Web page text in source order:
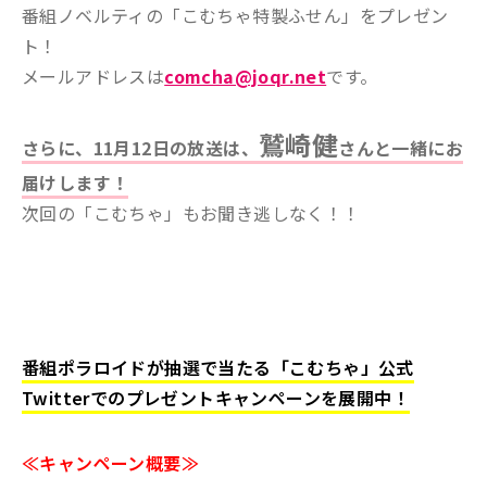
番組ノベルティの「こむちゃ特製ふせん」をプレゼン
ト！
メールアドレスはcomcha@joqr.netです。
さらに、11月12日の放送は、 鷲崎健さんと一緒にお
届けします！
次回の「こむちゃ」もお聞き逃しなく！！
番組ポラロイドが抽選で当たる「こむちゃ」公式
Twitterでのプレゼントキャンペーンを展開中！
≪キャンペーン概要≫